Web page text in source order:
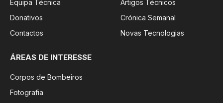
Equipa Técnica
Donativos
Contactos
Artigos Técnicos
Crónica Semanal
Novas Tecnologias
ÁREAS DE INTERESSE
Corpos de Bombeiros
Fotografia